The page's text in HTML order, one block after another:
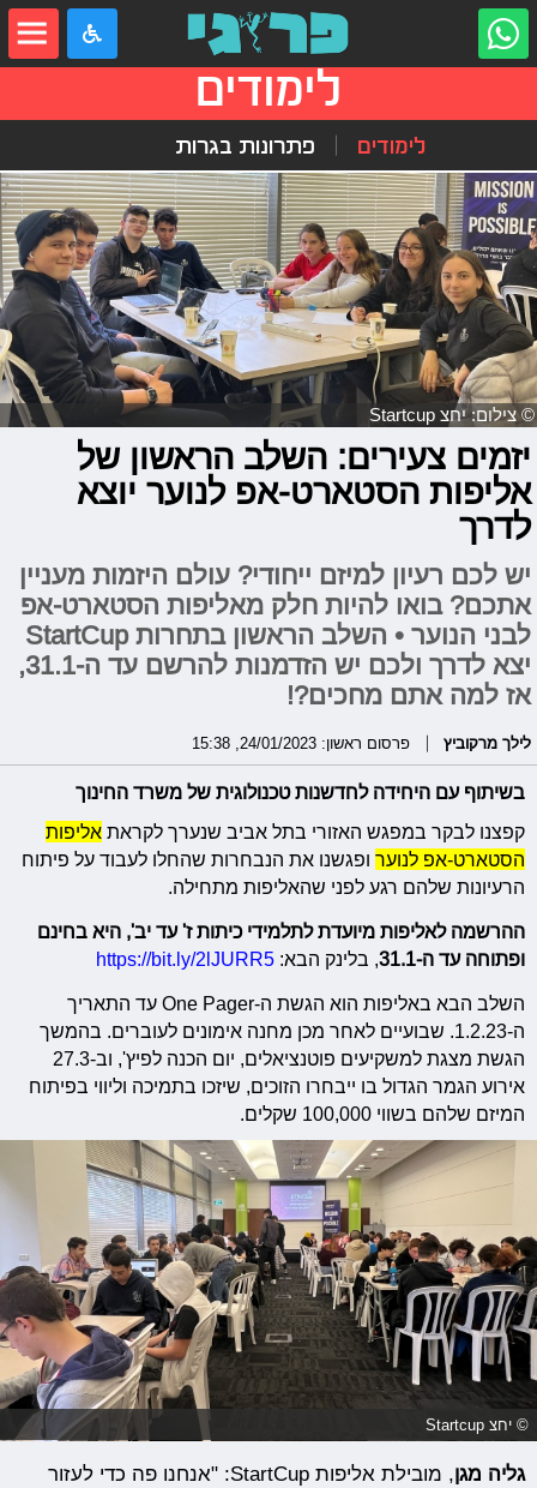
לימודים
לימודים פתרונות בגרות
© צילום: יחצ Startcup
יזמים צעירים: השלב הראשון של
אליפות הסטארט-אפ לנוער יוצא
לדרך
יש לכם רעיון למיזם ייחודי? עולם היזמות מעניין
אתכם? בואו להיות חלק מאליפות הסטארט-אפ
לבני הנוער • השלב הראשון בתחרות StartCup
יצא לדרך ולכם יש הזדמנות להרשם עד ה-31.1,
אז למה אתם מחכים?!
לילך מרקוביץ פרסום ראשון: 24/01/2023, 15:38
בשיתוף עם היחידה לחדשנות טכנולוגית של משרד החינוך
קפצנו לבקר במפגש האזורי בתל אביב שנערך לקראתאליפות
הסטארט-אפ לנוער ופגשנו את הנבחרות שהחלו לעבוד על פיתוח
הרעיונות שלהם רגע לפני שהאליפות מתחילה.
ההרשמה לאליפות מיועדת לתלמידי כיתות ז' עד יב', היא בחינם
ופתוחה עד ה-31.1
, בלינק הבא:https://bit.ly/2lJURR5
השלב הבא באליפות הוא הגשת ה-One Pager עד התאריך
ה-1.2.23. שבועיים לאחר מכן מחנה אימונים לעוברים. בהמשך
הגשת מצגת למשקיעים פוטנציאלים, יום הכנה לפיץ', וב-27.3
אירוע הגמר הגדול בו ייבחרו הזוכים, שיזכו בתמיכה וליווי בפיתוח
המיזם שלהם בשווי 100,000 שקלים.
© יחצ Startcup
גליה מגן
, מובילת אליפות StartCup: "אנחנו פה כדי לעזור